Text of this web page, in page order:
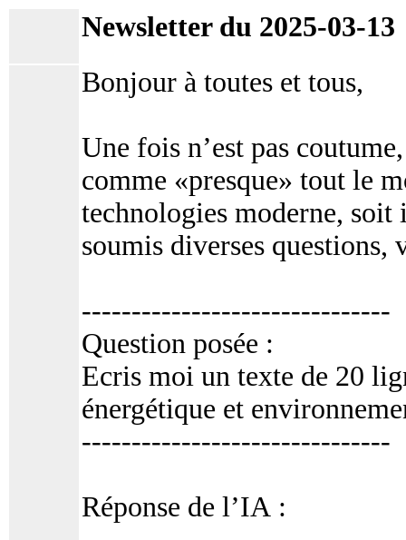
Newsletter du 2025-03-13
Bonjour à toutes et tous,
Une fois n’est pas
comme «presque» tout le
technologies moderne,
soumis diverses questions,
-------------------------------
Question posée :
Ecris moi un texte de 20
énergétique et
-------------------------------
Réponse de l’IA :